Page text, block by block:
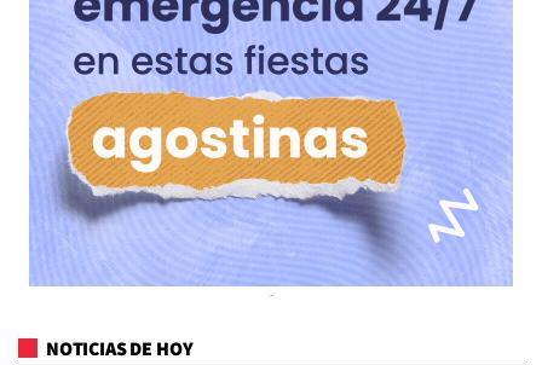
NOTICIAS DE HOY